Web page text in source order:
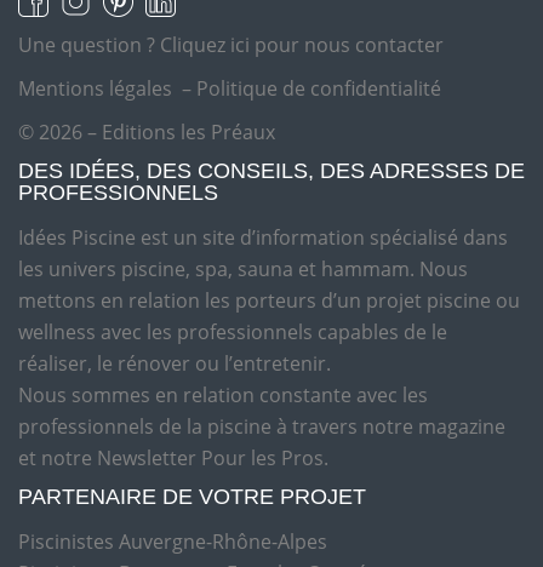
Une question ? Cliquez ici pour nous contacter
Mentions légales – Politique de confidentialité
© 2026 – Editions les Préaux
DES IDÉES, DES CONSEILS, DES ADRESSES DE
PROFESSIONNELS
Idées Piscine est un site d’information spécialisé dans
les univers piscine, spa, sauna et hammam. Nous
mettons en relation les porteurs d’un projet piscine ou
wellness avec les professionnels capables de le
réaliser, le rénover ou l’entretenir.
Nous sommes en relation constante avec les
professionnels de la piscine à travers notre magazine
et notre Newsletter Pour les Pros.
PARTENAIRE DE VOTRE PROJET
Piscinistes Auvergne-Rhône-Alpes